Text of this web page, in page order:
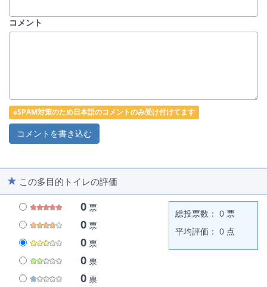
コメント
※SPAM対策のため日本語のコメントのみ受け付けてます
この多目的トイレの評価
0 票
0 票
0 票
0 票
0 票
総投票数： 0 票
平均評価： 0 点